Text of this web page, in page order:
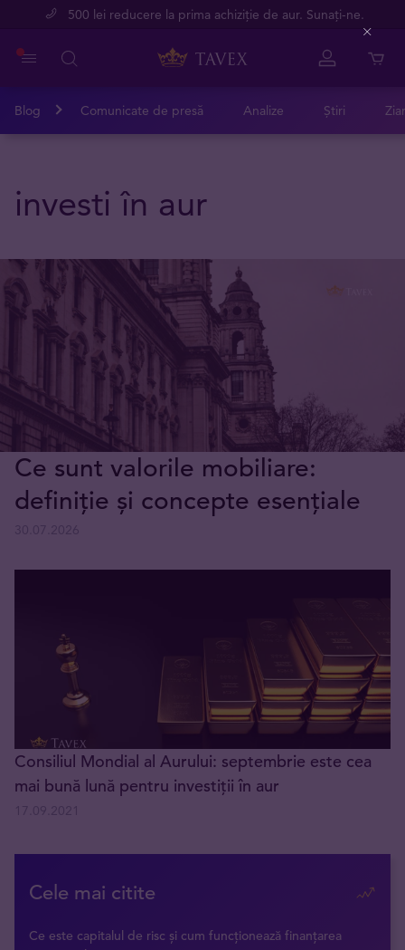
500 lei reducere la prima achiziție de aur. Sunați-ne.
Blog Comunicate de presă Analize Știri
investi în aur
Ce sunt valorile mobiliare:
definiție și concepte esențiale
Consiliul Mondial al Aurului: septembrie este cea
mai bună lună pentru investiții în aur
Cele mai citite
Ce este capitalul de risc și cum funcționează finanțarea
Close